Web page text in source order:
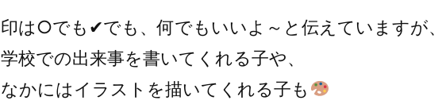
印は○でも✔でも、何でもいいよ～と伝えていますが
学校での出来事を書いてくれる子や、
なかにはイラストを描いてくれる子も